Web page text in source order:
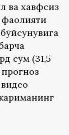
ва хавфсиз
сўм (31,5